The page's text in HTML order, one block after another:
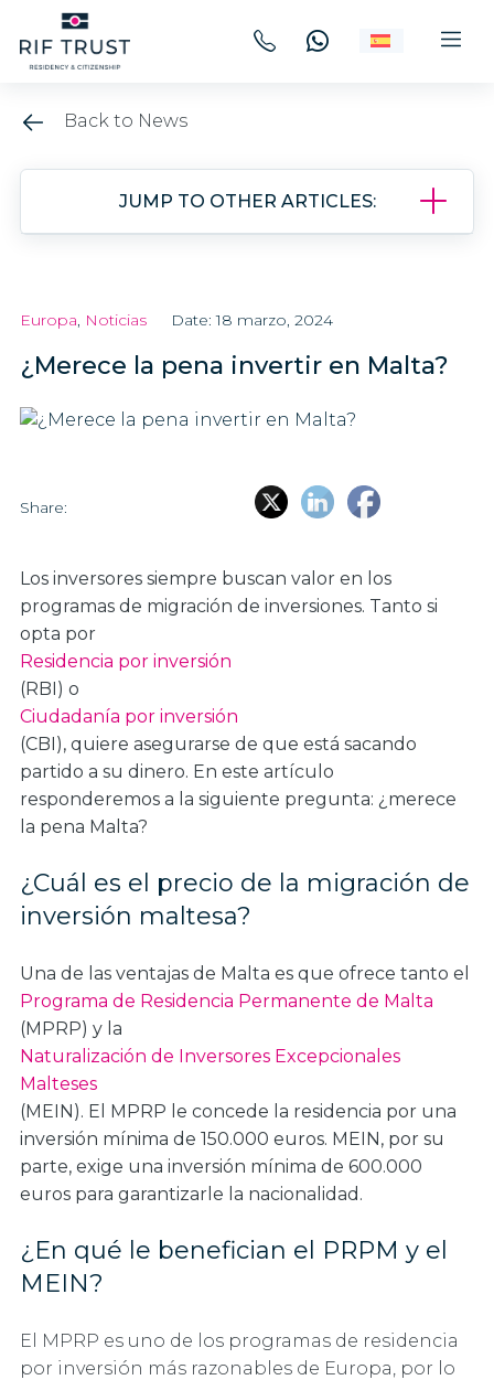
Back to News
JUMP TO OTHER ARTICLES:
Europa, Noticias Date: 18 marzo, 2024
¿Merece la pena invertir en Malta?
Share:
Los inversores siempre buscan valor en los
programas de migración de inversiones. Tanto si
opta por
Residencia por inversión
(RBI) o
Ciudadanía por inversión
(CBI), quiere asegurarse de que está sacando
partido a su dinero. En este artículo
responderemos a la siguiente pregunta: ¿merece
la pena Malta?
¿Cuál es el precio de la migración de
inversión maltesa?
Una de las ventajas de Malta es que ofrece tanto el
Programa de Residencia Permanente de Malta
(MPRP) y la
Naturalización de Inversores Excepcionales
Malteses
(MEIN). El MPRP le concede la residencia por una
inversión mínima de 150.000 euros. MEIN, por su
parte, exige una inversión mínima de 600.000
euros para garantizarle la nacionalidad.
¿En qué le benefician el PRPM y el
MEIN?
El MPRP es uno de los programas de residencia
por inversión más razonables de Europa, por lo